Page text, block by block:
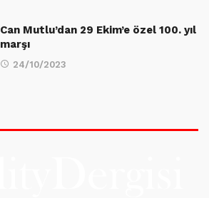
Can Mutlu’dan 29 Ekim’e özel 100. yıl
marşı
24/10/2023